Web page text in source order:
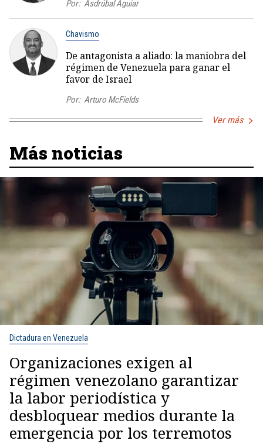
Por: Asdrúbal Aguiar
Chavismo
De antagonista a aliado: la maniobra del
régimen de Venezuela para ganar el
favor de Israel
Por: Arturo McFields
Ver más
Más noticias
Dictadura en Venezuela
Organizaciones exigen al
régimen venezolano garantizar
la labor periodística y
desbloquear medios durante la
emergencia por los terremotos